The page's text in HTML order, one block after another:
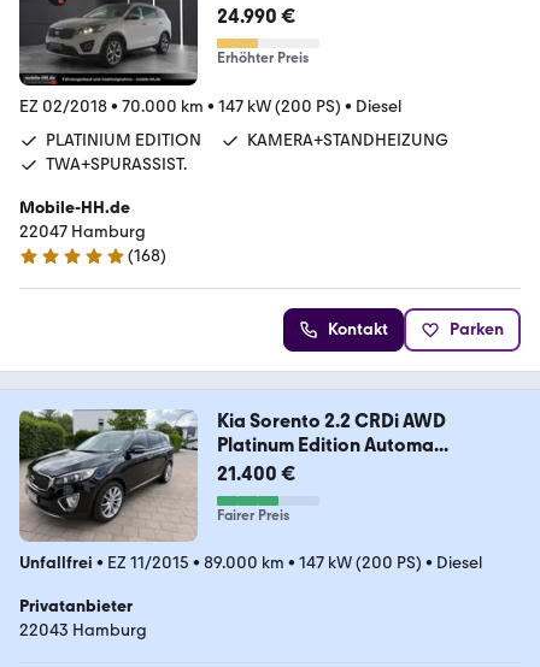
24.990 €
Erhöhter Preis
EZ 02/2018• 70.000 km • 147 kW (200 PS) • Diesel
PLATINIUM EDITION
KAMERA+STANDHEIZUNG
TWA+SPURASSIST.
Mobile-HH.de
22047 Hamburg
4.8 Sterne
(168)
Kontakt Parken
Kia Sorento 2.2 CRDi AWD
Platinum Edition Automa...
21.400 €
Fairer Preis
Unfallfrei • EZ 11/2015 • 89.000 km • 147 kW (200 PS) • Diesel
Privatanbieter
22043 Hamburg